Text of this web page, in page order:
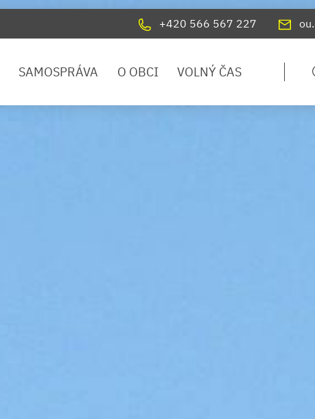
+420 566 567 227
SAMOSPRÁVA O OBCI VOLNÝ ČAS